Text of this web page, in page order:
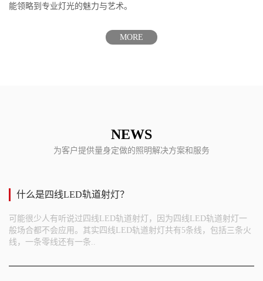
能领略到专业灯光的魅力与艺术。
MORE
NEWS
为客户提供量身定做的照明解决方案和服务
什么是四线LED轨道射灯？
可能很少人有听说过四线LED轨道射灯，因为四线LED轨道射灯一
般场合都不会应用。其实四线LED轨道射灯共有5条线，包括三条火
线，一条零线还有一条..